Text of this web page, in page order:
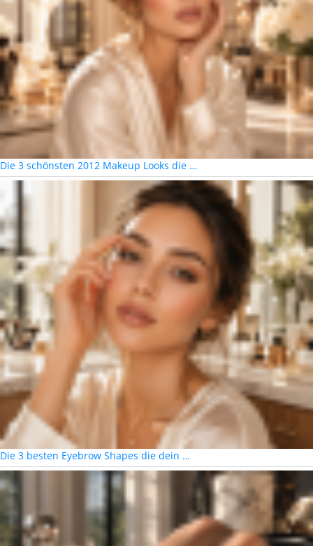
Die 3 schönsten 2012 Makeup Looks die …
Die 3 besten Eyebrow Shapes die dein …